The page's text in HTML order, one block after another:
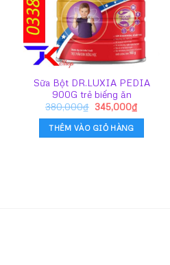
Sữa Bột DR.LUXIA PEDIA
900G trẻ biếng ăn
380,000₫ Giá
là:
380,000₫.
345,000₫
THÊM VÀO GIỎ HÀNG